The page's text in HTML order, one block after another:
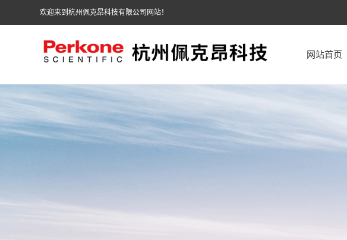
欢迎来到杭州佩克昂科技有限公司网站！
网站首页